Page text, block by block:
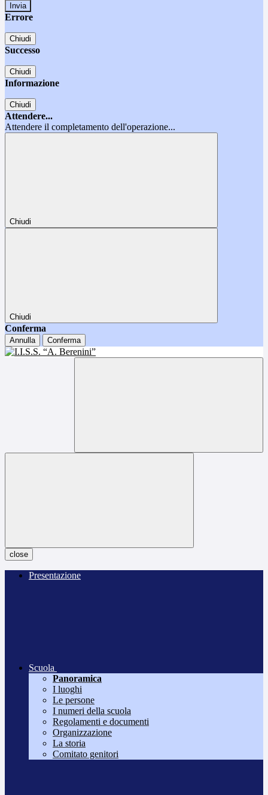
Errore
Chiudi
Successo
Chiudi
Informazione
Chiudi
Attendere...
Attendere il completamento dell'operazione...
Chiudi
Chiudi
Conferma
Annulla Conferma
close
Presentazione
Scuola
Panoramica
I luoghi
Le persone
I numeri della scuola
Regolamenti e documenti
Organizzazione
La storia
Comitato genitori